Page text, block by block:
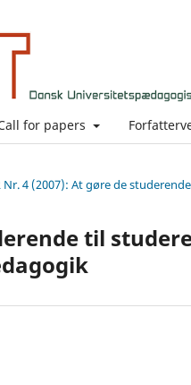
for papers
Nr. 4 (2007): At gøre de
til